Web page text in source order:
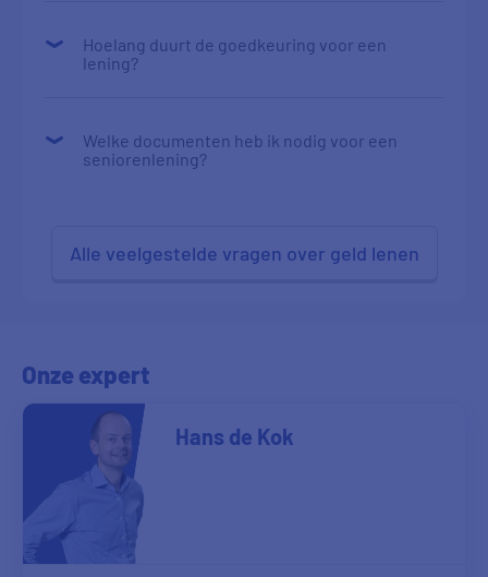
Hoelang duurt de goedkeuring voor een
lening?
Welke documenten heb ik nodig voor een
seniorenlening?
Alle veelgestelde vragen over geld lenen
Onze expert
Hans de Kok